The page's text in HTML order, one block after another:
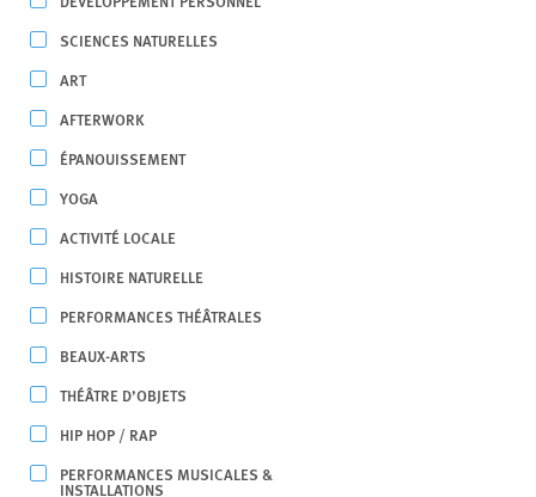
SCIENCES NATURELLES
ART
AFTERWORK
ÉPANOUISSEMENT
YOGA
ACTIVITÉ LOCALE
HISTOIRE NATURELLE
PERFORMANCES THÉÂTRALES
BEAUX-ARTS
THÉÂTRE D’OBJETS
HIP HOP / RAP
PERFORMANCES MUSICALES &
INSTALLATIONS